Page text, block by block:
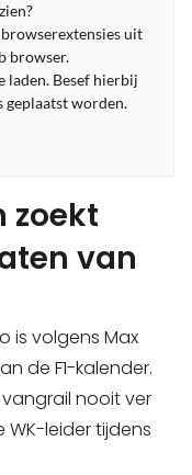
uit
browser.
laden. Besef hierbij
geplaatst worden.
zoekt
van
is volgens Max
de F1-kalender.
nooit ver
leider tijdens